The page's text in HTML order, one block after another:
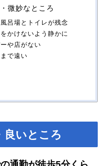
微妙なところ
呂場とトイレが残念
かけないよう静かに
や店がない
で遠い
良いところ